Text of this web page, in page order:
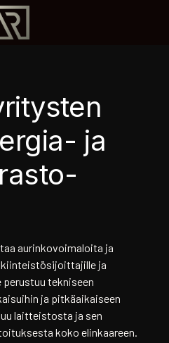
ja
aurinkovoimaloita ja
kiinteistösijoittajille ja
tekniseen
ja pitkäaikaiseen
laitteistosta ja sen
koko elinkaareen.